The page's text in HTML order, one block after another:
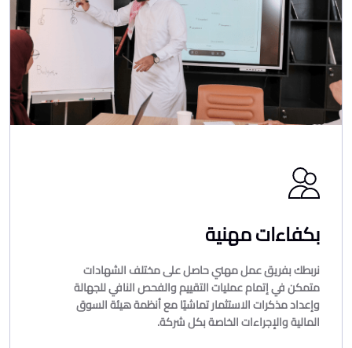
بكفاءات مهنية
نربطك بفريق عمل مهني حاصل على مختلف الشهادات
متمكن في إتمام عمليات التقييم والفحص النافي للجهالة
وإعداد مذكرات الاستثمار تماشيًا مع أنظمة هيئة السوق
المالية والإجراءات الخاصة بكل شركة.